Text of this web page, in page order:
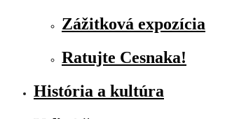
Zážitková expozícia
Ratujte Cesnaka!
História a kultúra